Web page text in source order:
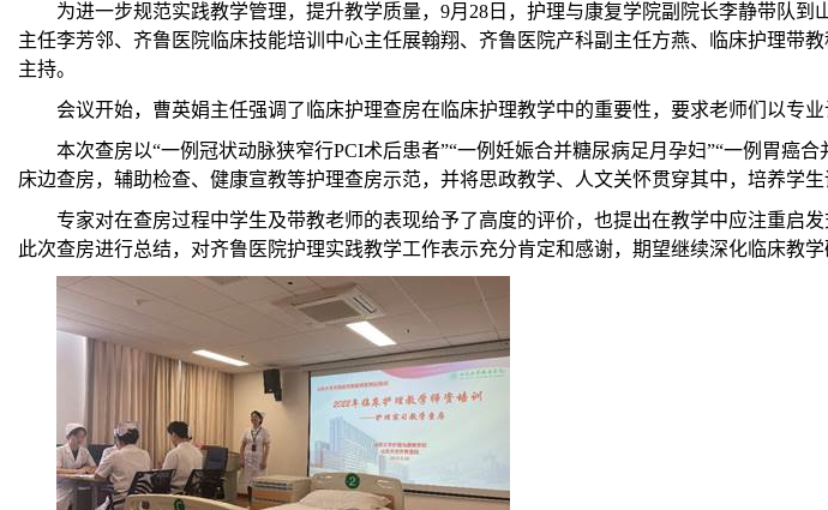
为进一步规范实践教学管理，提升教学质量， 9月 28 日，护理与康复学院副院长李静带队
主任李芳邻、齐鲁医院临床技能培训中心主任展翰翔、齐鲁医院产科副主任方燕、临床护理带
主持。
会议开始，曹英娟主任强调了临床护理查房在临床护理教学中的重要性，要求老师们以专
本次查房以“一例冠状动脉狭窄行PCI术后患者”“一例妊娠合并糖尿病足月孕妇”“一例胃癌
床边查房，辅助检查、健康宣教等护理查房示范，并将思政教学、人文关怀贯穿其中，培养学
专家对在查房过程中学生及带教老师的表现给予了高度的评价，也提出在教学中应注重启
此次查房进行总结，对齐鲁医院护理实践教学工作表示充分肯定和感谢，期望继续深化临床教